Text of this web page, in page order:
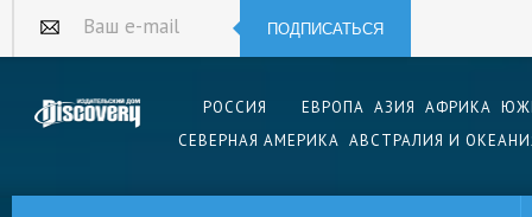
Ваш e-mail ПОДПИСАТЬСЯ
РОССИЯ ЕВРОПА АЗИЯ АФРИКА
СЕВЕРНАЯ АМЕРИКА АВСТРАЛИЯ И